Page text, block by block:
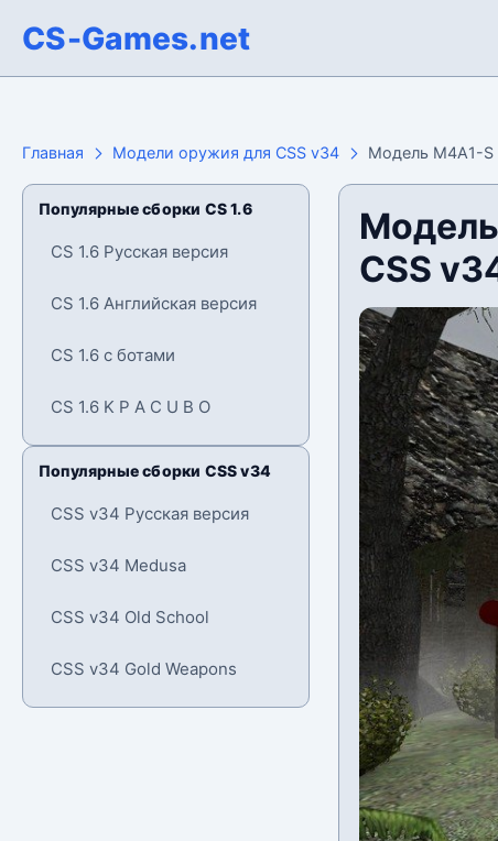
CS-Games.net
Главная Модели оружия для CSS v34 Модель M4A1-S
Популярные сборки CS 1.6
CS 1.6 Русская версия
CS 1.6 Английская версия
CS 1.6 с ботами
CS 1.6 K P A C U B O
Популярные сборки CSS v34
CSS v34 Русская версия
CSS v34 Medusa
CSS v34 Old School
CSS v34 Gold Weapons
CSS